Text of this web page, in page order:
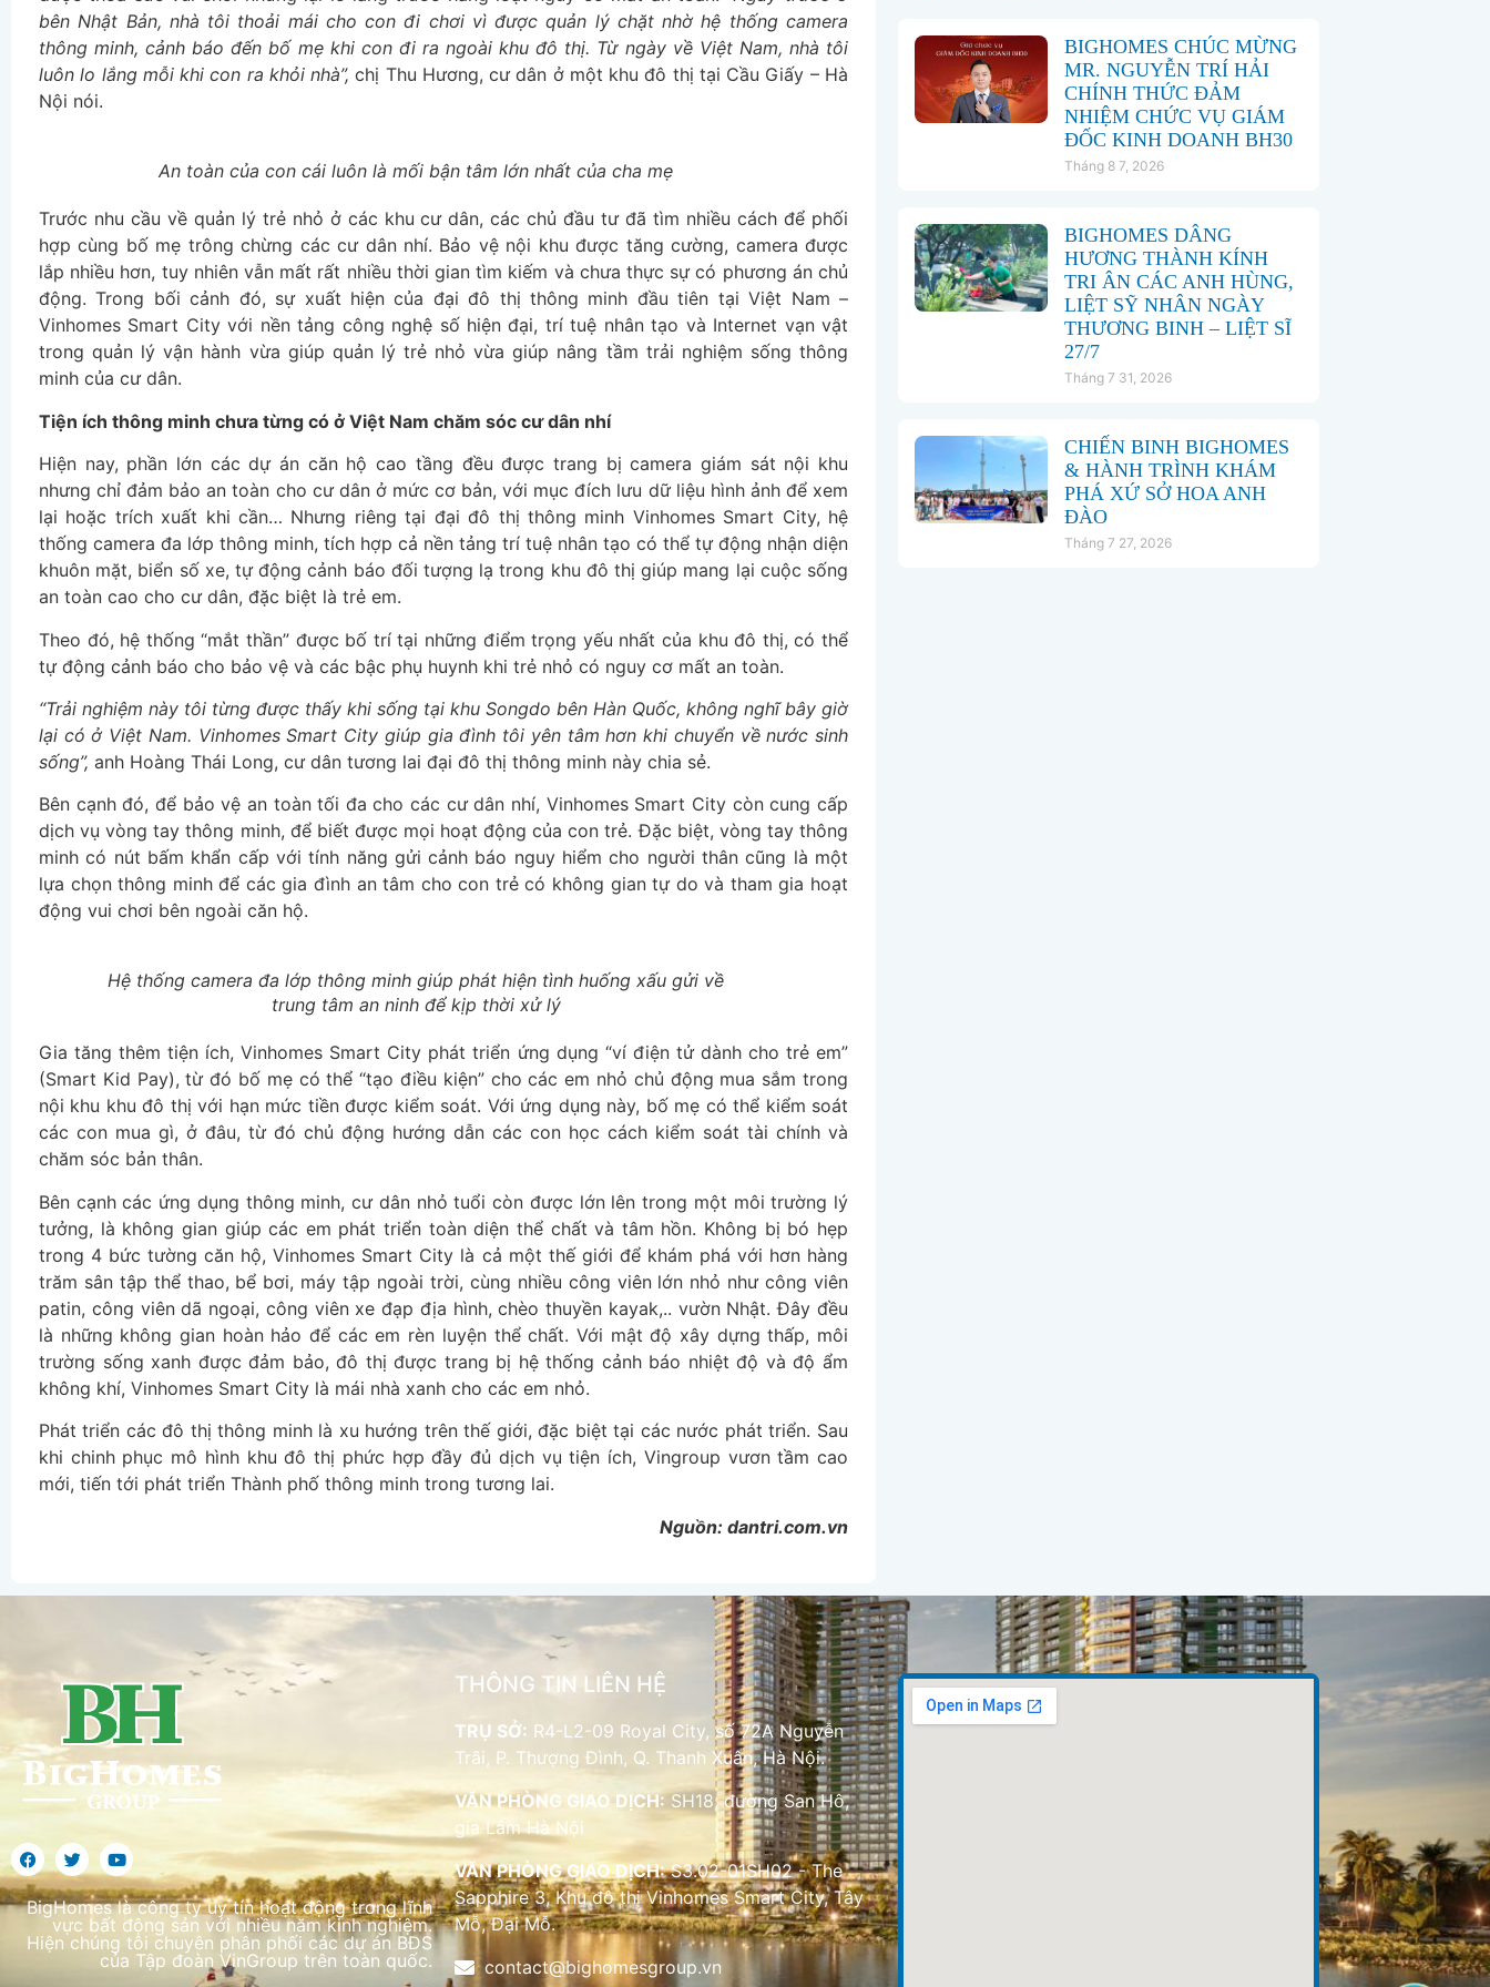
bên Nhật Bản, nhà tôi thoải mái cho con đi chơi vì được quản lý chặt nhờ hệ thống camera
thông minh, cảnh báo đến bố mẹ khi con đi ra ngoài khu đô thị. Từ ngày về Việt Nam, nhà tôi
luôn lo lắng mỗi khi con ra khỏi nhà”, chị Thu Hương, cư dân ở một khu đô thị tại Cầu Giấy – Hà
Nội nói.
An toàn của con cái luôn là mối bận tâm lớn nhất của cha mẹ
Trước nhu cầu về quản lý trẻ nhỏ ở các khu cư dân, các chủ đầu tư đã tìm nhiều cách để phối
hợp cùng bố mẹ trông chừng các cư dân nhí. Bảo vệ nội khu được tăng cường, camera được
lắp nhiều hơn, tuy nhiên vẫn mất rất nhiều thời gian tìm kiếm và chưa thực sự có phương án chủ
động. Trong bối cảnh đó, sự xuất hiện của đại đô thị thông minh đầu tiên tại Việt Nam –
Vinhomes Smart City với nền tảng công nghệ số hiện đại, trí tuệ nhân tạo và Internet vạn vật
trong quản lý vận hành vừa giúp quản lý trẻ nhỏ vừa giúp nâng tầm trải nghiệm sống thông
minh của cư dân.
Tiện ích thông minh chưa từng có ở Việt Nam chăm sóc cư dân nhí
Hiện nay, phần lớn các dự án căn hộ cao tầng đều được trang bị camera giám sát nội khu
nhưng chỉ đảm bảo an toàn cho cư dân ở mức cơ bản, với mục đích lưu dữ liệu hình ảnh để xem
lại hoặc trích xuất khi cần… Nhưng riêng tại đại đô thị thông minh Vinhomes Smart City, hệ
thống camera đa lớp thông minh, tích hợp cả nền tảng trí tuệ nhân tạo có thể tự động nhận diện
khuôn mặt, biển số xe, tự động cảnh báo đối tượng lạ trong khu đô thị giúp mang lại cuộc sống
an toàn cao cho cư dân, đặc biệt là trẻ em.
Theo đó, hệ thống “mắt thần” được bố trí tại những điểm trọng yếu nhất của khu đô thị, có thể
tự động cảnh báo cho bảo vệ và các bậc phụ huynh khi trẻ nhỏ có nguy cơ mất an toàn.
“Trải nghiệm này tôi từng được thấy khi sống tại khu Songdo bên Hàn Quốc, không nghĩ bây giờ
lại có ở Việt Nam. Vinhomes Smart City giúp gia đình tôi yên tâm hơn khi chuyển về nước sinh
sống”, anh Hoàng Thái Long, cư dân tương lai đại đô thị thông minh này chia sẻ.
Bên cạnh đó, để bảo vệ an toàn tối đa cho các cư dân nhí, Vinhomes Smart City còn cung cấp
dịch vụ vòng tay thông minh, để biết được mọi hoạt động của con trẻ. Đặc biệt, vòng tay thông
minh có nút bấm khẩn cấp với tính năng gửi cảnh báo nguy hiểm cho người thân cũng là một
lựa chọn thông minh để các gia đình an tâm cho con trẻ có không gian tự do và tham gia hoạt
động vui chơi bên ngoài căn hộ.
Hệ thống camera đa lớp thông minh giúp phát hiện tình huống xấu gửi về
trung tâm an ninh để kịp thời xử lý
Gia tăng thêm tiện ích, Vinhomes Smart City phát triển ứng dụng “ví điện tử dành cho trẻ em”
(Smart Kid Pay), từ đó bố mẹ có thể “tạo điều kiện” cho các em nhỏ chủ động mua sắm trong
nội khu khu đô thị với hạn mức tiền được kiểm soát. Với ứng dụng này, bố mẹ có thể kiểm soát
các con mua gì, ở đâu, từ đó chủ động hướng dẫn các con học cách kiểm soát tài chính và
chăm sóc bản thân.
Bên cạnh các ứng dụng thông minh, cư dân nhỏ tuổi còn được lớn lên trong một môi trường lý
tưởng, là không gian giúp các em phát triển toàn diện thể chất và tâm hồn. Không bị bó hẹp
trong 4 bức tường căn hộ, Vinhomes Smart City là cả một thế giới để khám phá với hơn hàng
trăm sân tập thể thao, bể bơi, máy tập ngoài trời, cùng nhiều công viên lớn nhỏ như công viên
patin, công viên dã ngoại, công viên xe đạp địa hình, chèo thuyền kayak,.. vườn Nhật. Đây đều
là những không gian hoàn hảo để các em rèn luyện thể chất. Với mật độ xây dựng thấp, môi
trường sống xanh được đảm bảo, đô thị được trang bị hệ thống cảnh báo nhiệt độ và độ ẩm
không khí, Vinhomes Smart City là mái nhà xanh cho các em nhỏ.
Phát triển các đô thị thông minh là xu hướng trên thế giới, đặc biệt tại các nước phát triển. Sau
khi chinh phục mô hình khu đô thị phức hợp đầy đủ dịch vụ tiện ích, Vingroup vươn tầm cao
mới, tiến tới phát triển Thành phố thông minh trong tương lai.
Nguồn: dantri.com.vn
BIGHOMES CHÚC MỪNG
MR. NGUYỄN TRÍ HẢI
CHÍNH THỨC ĐẢM
NHIỆM CHỨC VỤ GIÁM
ĐỐC KINH DOANH BH30
Tháng 8 7, 2026
BIGHOMES DÂNG
HƯƠNG THÀNH KÍNH
TRI ÂN CÁC ANH HÙNG,
LIỆT SỸ NHÂN NGÀY
THƯƠNG BINH – LIỆT SĨ
27/7
Tháng 7 31, 2026
CHIẾN BINH BIGHOMES
& HÀNH TRÌNH KHÁM
PHÁ XỨ SỞ HOA ANH
ĐÀO
Tháng 7 27, 2026
BigHomes là công ty uy tín hoạt động trong lĩnh
vực bất động sản với nhiều năm kinh nghiệm.
Hiện chúng tôi chuyên phân phối các dự án BĐS
của Tập đoàn VinGroup trên toàn quốc.
THÔNG TIN LIÊN HỆ
TRỤ SỞ: R4-L2-09 Royal City, số 72A Nguyễn
Trãi, P. Thượng Đình, Q. Thanh Xuân, Hà Nội.
VĂN PHÒNG GIAO DỊCH: SH18, đường San Hô,
gia Lâm Hà Nội
VĂN PHÒNG GIAO DỊCH:S3.02-01SH02 - The
Sapphire 3, Khu đô thị Vinhomes Smart City, Tây
Mỗ, Đại Mỗ.
contact@bighomesgroup.vn